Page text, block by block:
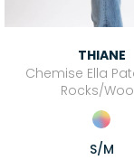
THIANE
Chemise Ella
Rocks/
S/M